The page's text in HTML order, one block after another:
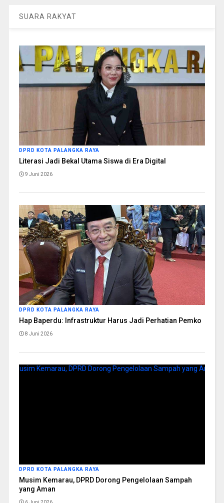
SUARA RAKYAT
DPRD KOTA PALANGKA RAYA
Literasi Jadi Bekal Utama Siswa di Era Digital
9 Juni 2026
DPRD KOTA PALANGKA RAYA
Hap Baperdu: Infrastruktur Harus Jadi Perhatian Pemko
8 Juni 2026
DPRD KOTA PALANGKA RAYA
Musim Kemarau, DPRD Dorong Pengelolaan Sampah
yang Aman